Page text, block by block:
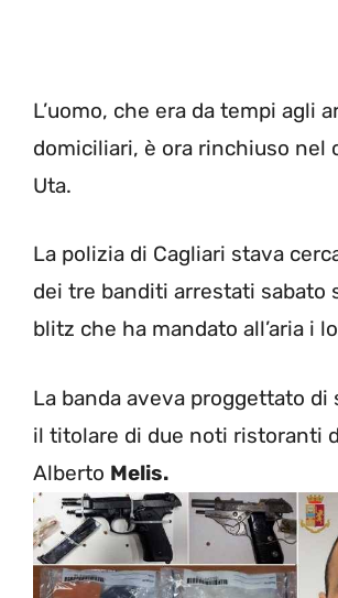
L’uomo, che era da tempi agli
domiciliari, è ora rinchiuso nel
Uta.
La polizia di Cagliari stava
dei tre banditi arrestati sabato
blitz che ha mandato all’aria i
La banda aveva proggettato di
il titolare di due noti ristoranti
Alberto Melis.